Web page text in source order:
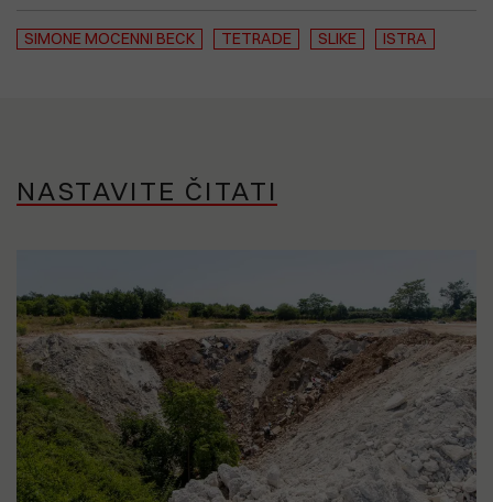
SIMONE MOCENNI BECK TETRADE SLIKE ISTRA
NASTAVITE ČITATI